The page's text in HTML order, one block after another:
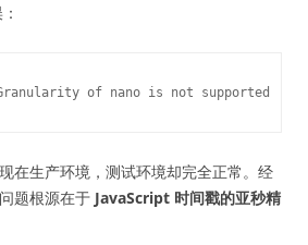
在生产环境，测试环境却完全正常。经
题根源在于 JavaScript 时间戳的亚秒精